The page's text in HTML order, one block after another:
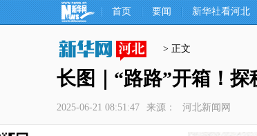
首页 要闻 新华社看河北
> 正文
长图｜“路路”开箱！
2025-06-21 08:51:47 来源： 河北新闻网